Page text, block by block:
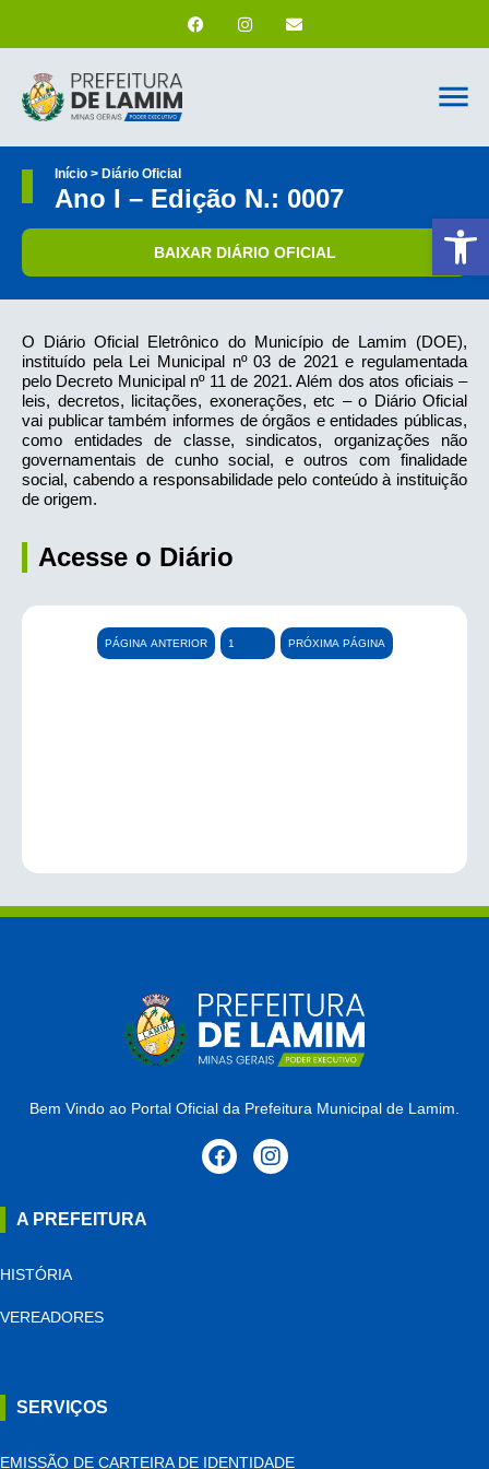
Início > Diário Oficial
Ano I – Edição N.: 0007
BAIXAR DIÁRIO OFICIAL
O Diário Oficial Eletrônico do Município de Lamim (DOE),
instituído pela Lei Municipal nº 03 de 2021 e regulamentada
pelo Decreto Municipal nº 11 de 2021. Além dos atos oficiais –
leis, decretos, licitações, exonerações, etc – o Diário Oficial
vai publicar também informes de órgãos e entidades públicas,
como entidades de classe, sindicatos, organizações não
governamentais de cunho social, e outros com finalidade
social, cabendo a responsabilidade pelo conteúdo à instituição
de origem.
Acesse o Diário
PÁGINA ANTERIOR PRÓXIMA PÁGINA
Bem Vindo ao Portal Oficial da Prefeitura Municipal de Lamim.
A PREFEITURA
HISTÓRIA
VEREADORES
SERVIÇOS
EMISSÃO DE CARTEIRA DE IDENTIDADE